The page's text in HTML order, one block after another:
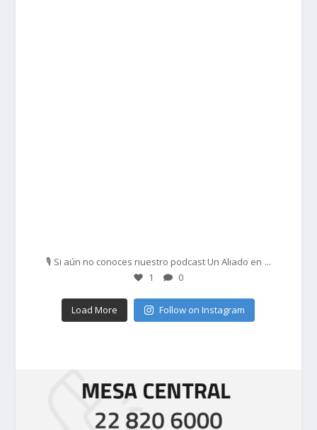
🎙️ Si aún no conoces nuestro podcast Un Aliado en ...
1 0
Load More Follow on Instagram